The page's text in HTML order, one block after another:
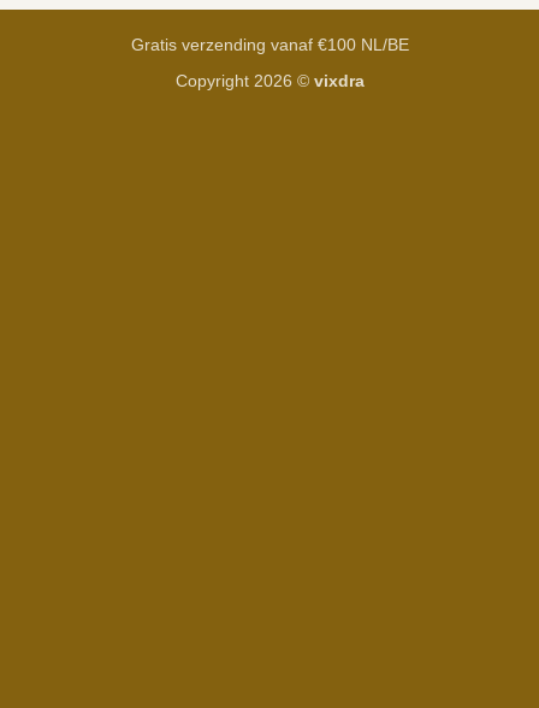
Gratis verzending vanaf €100 NL/BE
Copyright 2026 © vixdra